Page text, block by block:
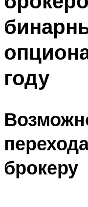
году
брокеру